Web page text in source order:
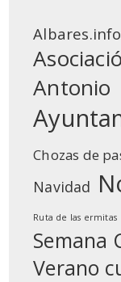
Albares.info
Antonio
Chozas de
Navidad
Ruta de las ermitas
Semana
Verano